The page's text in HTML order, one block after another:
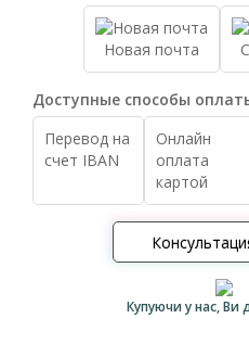
Новая почта
Доступные способы
Перевод на
счет IBAN
Онлайн
оплата
картой
Купуючи у нас, Ви